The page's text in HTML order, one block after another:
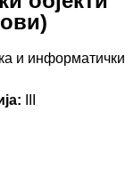
и информатички